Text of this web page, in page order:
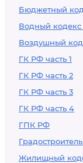
Бюджетный
Водный
Воздушный
ГК РФ часть 1
ГК РФ часть 2
ГК РФ часть 3
ГК РФ часть 4
ГПК РФ
Жилищный